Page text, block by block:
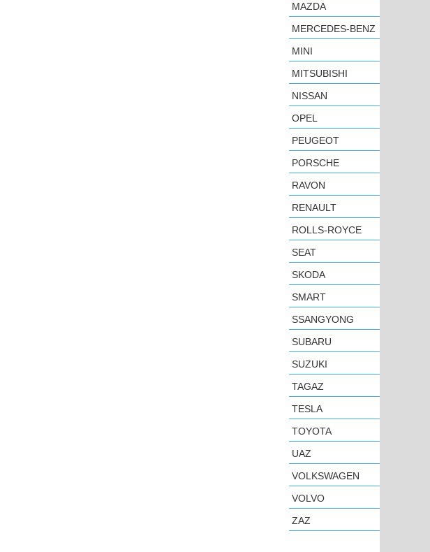
MAZDA
MERCEDES-BENZ
MINI
MITSUBISHI
NISSAN
OPEL
PEUGEOT
PORSCHE
RAVON
RENAULT
ROLLS-ROYCE
SEAT
SKODA
SMART
SSANGYONG
SUBARU
SUZUKI
TAGAZ
TESLA
TOYOTA
UAZ
VOLKSWAGEN
VOLVO
ZAZ